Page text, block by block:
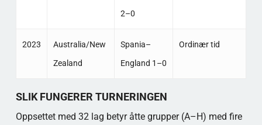
2–0
2023
Australia/New
Zealand
Spania–
England 1–0
Ordinær tid
SLIK FUNGERER TURNERINGEN
Oppsettet med 32 lag betyr åtte grupper (A–H) med fire